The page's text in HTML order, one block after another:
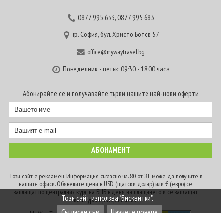
0877 995 633,0877 995 683
гр. София, бул. Христо Ботев 57
office@mywaytravel.bg
Понеделник - петък: 09:30 - 18:00 часа
Абонирайте се и получавайте първи нашите най-нови оферти
Този сайт е рекламен. Информация съгласно чл. 80 от ЗТ може да получите в
нашите офиси. Обявените цени в USD (щатски долар) или € (евро) се
заплащат по централния курс на БНБ в деня на плащането и се заплащат
към туроператора в лева.
Този сайт използва "Бисквитки".